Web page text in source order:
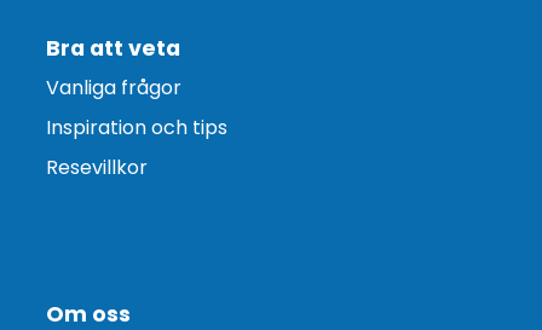
Bra att veta
Vanliga frågor
Inspiration och tips
Resevillkor
Om oss